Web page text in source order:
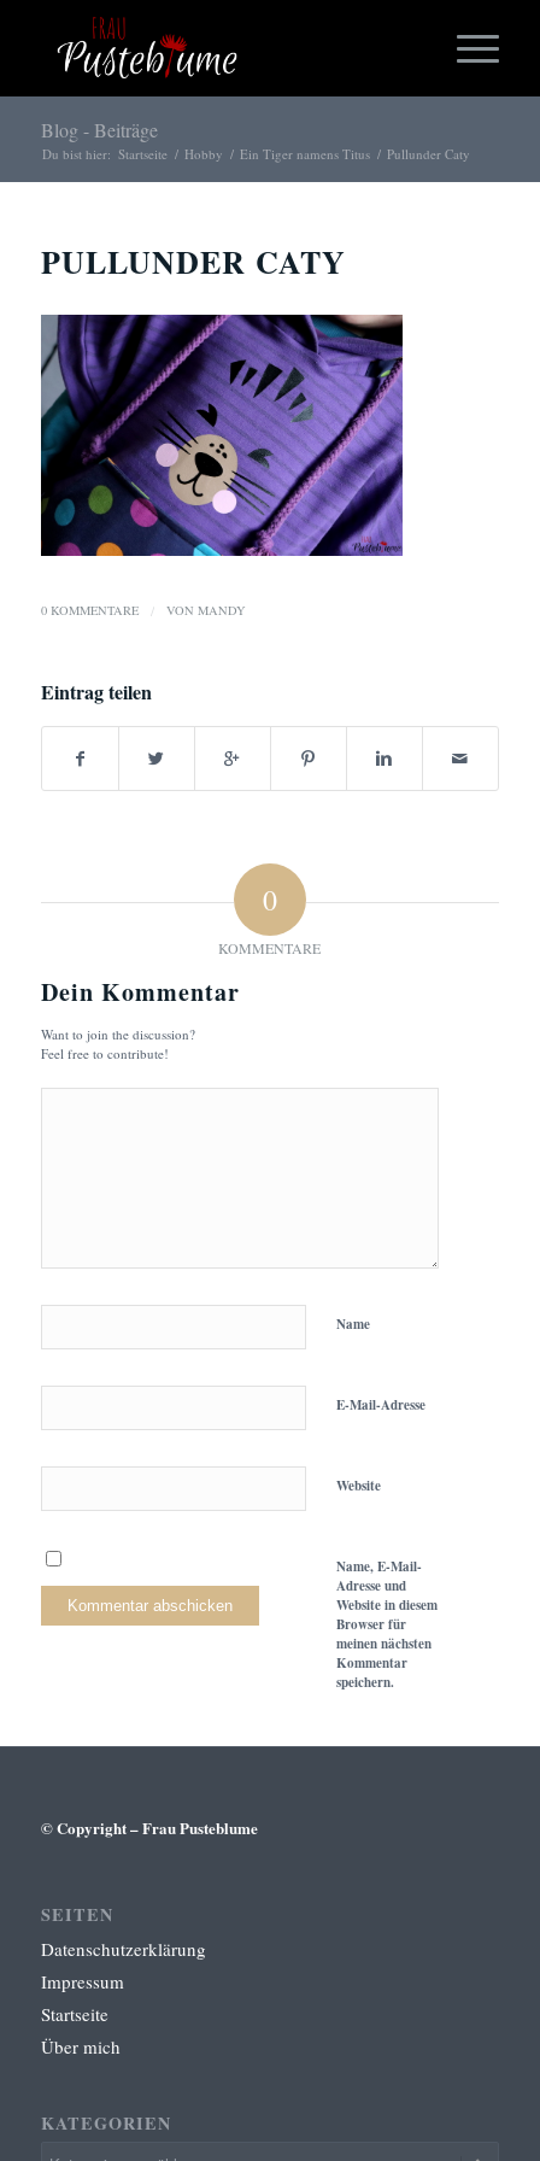
Blog - Beiträge
Du bist hier: Startseite / Hobby / Ein Tiger namens Titus / Pullunder Caty
PULLUNDER CATY
0 KOMMENTARE / VON MANDY
Eintrag teilen
0
KOMMENTARE
Dein Kommentar
Want to join the discussion?
Feel free to contribute!
Name
E-Mail-Adresse
Website
Name, E-Mail-
Adresse und
Website in diesem
Browser für
meinen nächsten
Kommentar
speichern.
© Copyright – Frau Pusteblume
SEITEN
Datenschutzerklärung
Impressum
Startseite
Über mich
KATEGORIEN